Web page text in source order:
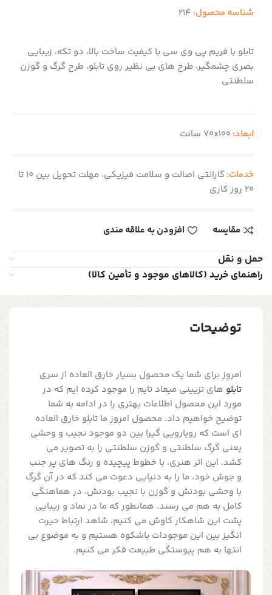
شناسه محصول: 214
تابلو با فریم پی وی سی با کیفیت ساخت بالا، دو تکه، زیبایی
بصری چشمگیر، طرح های بی نظیر روی تابلو، طرح گرگ و گوزن
سلطنتی
ابعاد: 70x100 سانت
خدمات:
گارانتی اصالت و سلامت فیزیکی، مهلت تحویل بین 10 تا
20 روز کاری
مقایسه افزودن به علاقه مندی
حمل و نقل
راهنمای خرید (کالاهای موجود و تأمین کالا)
توضیحات
امروز برای شما یک محصول بسیار خارق العاده از سری
تابلو های تزیینی میعاد تایم را موجود کرده ایم که در
مورد این محصول اطلاعات بهتری را در ادامه به شما
توضیح خواهیم داد. محصول امروز ما تابلو خارق العاده
ای است که رویارویی گیرا بین دو موجود نجیب و وحشی
یعنی گرگ سلطنتی و گوزن سلطنتی را به تصویر می
کشد. این اثر هنری، با خطوط پیچیده و رنگ های پر جنب
و جوش خود، ما را به دنیایی دعوت می کند که در آن گرگ
با وحشی بودنش و گوزن با نجیب بودنش، در هماهنگی
کامل به هم می رسند. همانطور که ما در نماد و زیبایی
پشت این شاهکار کاوش می کنیم، شاهد ارتباط حیرت
انگیز بین این موجودات باشکوه هستیم و به موضوع بی
انتها به هم پیوستگی طبیعت فکر می کنیم.